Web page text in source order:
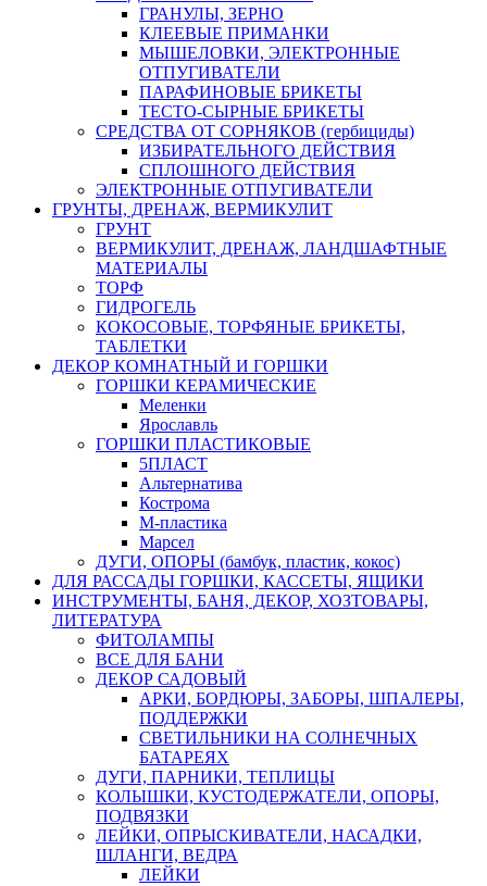
ГРАНУЛЫ, ЗЕРНО
КЛЕЕВЫЕ ПРИМАНКИ
МЫШЕЛОВКИ, ЭЛЕКТРОННЫЕ
ОТПУГИВАТЕЛИ
ПАРАФИНОВЫЕ БРИКЕТЫ
ТЕСТО-СЫРНЫЕ БРИКЕТЫ
СРЕДСТВА ОТ СОРНЯКОВ (гербициды)
ИЗБИРАТЕЛЬНОГО ДЕЙСТВИЯ
СПЛОШНОГО ДЕЙСТВИЯ
ЭЛЕКТРОННЫЕ ОТПУГИВАТЕЛИ
ГРУНТЫ, ДРЕНАЖ, ВЕРМИКУЛИТ
ГРУНТ
ВЕРМИКУЛИТ, ДРЕНАЖ, ЛАНДШАФТНЫЕ
МАТЕРИАЛЫ
ТОРФ
ГИДРОГЕЛЬ
КОКОСОВЫЕ, ТОРФЯНЫЕ БРИКЕТЫ,
ТАБЛЕТКИ
ДЕКОР КОМНАТНЫЙ И ГОРШКИ
ГОРШКИ КЕРАМИЧЕСКИЕ
Меленки
Ярославль
ГОРШКИ ПЛАСТИКОВЫЕ
5ПЛАСТ
Альтернатива
Кострома
М-пластика
Марсел
ДУГИ, ОПОРЫ (бамбук, пластик, кокос)
ДЛЯ РАССАДЫ ГОРШКИ, КАССЕТЫ, ЯЩИКИ
ИНСТРУМЕНТЫ, БАНЯ, ДЕКОР, ХОЗТОВАРЫ,
ЛИТЕРАТУРА
ФИТОЛАМПЫ
ВСЕ ДЛЯ БАНИ
ДЕКОР САДОВЫЙ
АРКИ, БОРДЮРЫ, ЗАБОРЫ, ШПАЛЕРЫ,
ПОДДЕРЖКИ
СВЕТИЛЬНИКИ НА СОЛНЕЧНЫХ
БАТАРЕЯХ
ДУГИ, ПАРНИКИ, ТЕПЛИЦЫ
КОЛЫШКИ, КУСТОДЕРЖАТЕЛИ, ОПОРЫ,
ПОДВЯЗКИ
ЛЕЙКИ, ОПРЫСКИВАТЕЛИ, НАСАДКИ,
ШЛАНГИ, ВЕДРА
ЛЕЙКИ